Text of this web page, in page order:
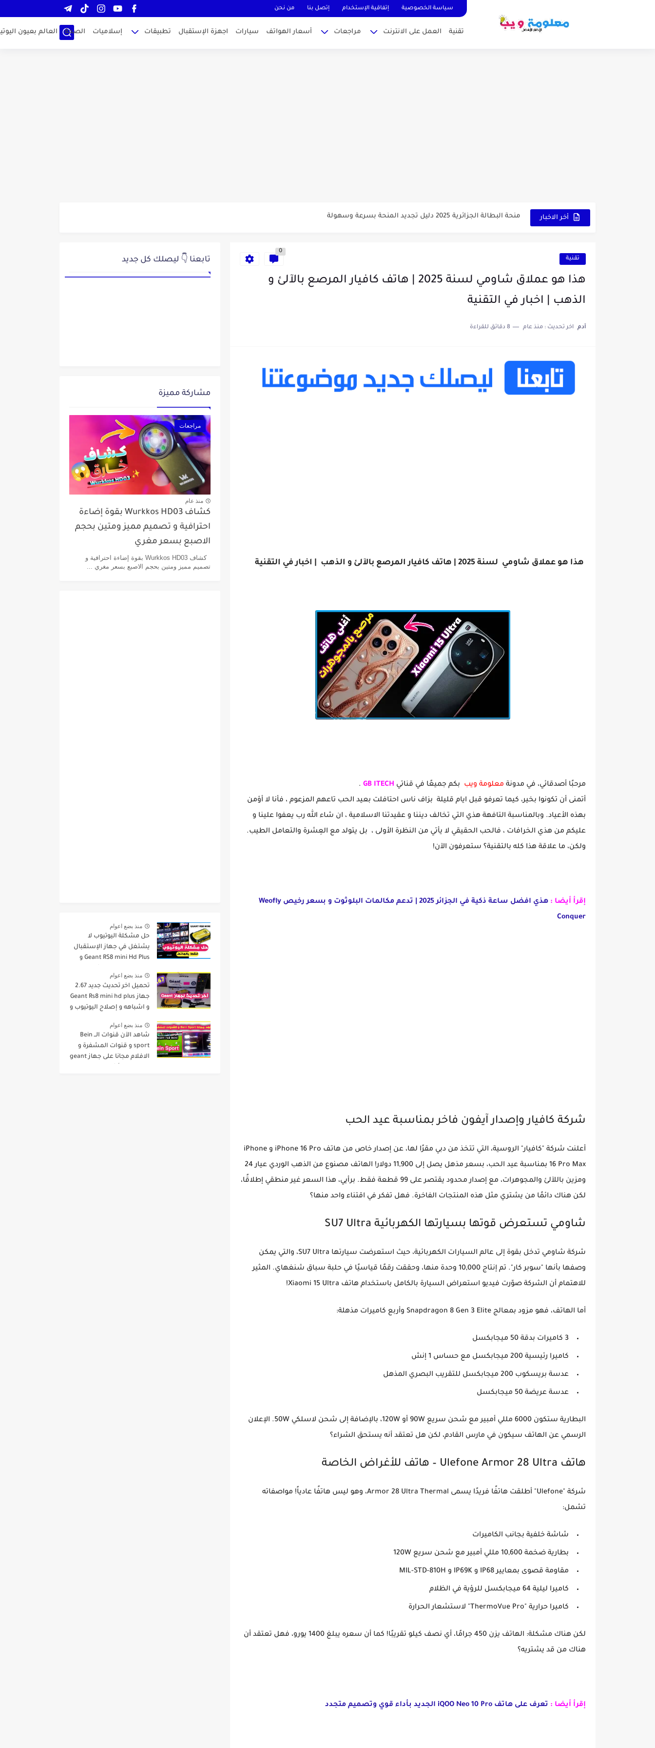
سياسة الخصوصية إتفاقية الإستخدام إتصل بنا من نحن
تقنية العمل على الانترنت مراجعات أسعار الهواتف سيارات اجهزة الإستقبال تطبيقات إسلاميات الصحة العالم بعيون
أخر الاخبار تطبيق Cricfy TV: بوابتك المثلى لعالم مشاهدة الرياضة البث المباشر...
تقنية
0
هذا هو عملاق شاومي لسنة 2025 | هاتف كافيار المرصع بالآلئ و
الذهب | اخبار في التقنية
آدم اخر تحديث : منذ عام 8 دقائق للقراءة
هذا هو عملاق شاومي لسنة 2025 | هاتف كافيار المرصع بالآلئ و الذهب | اخبار في التقنية
مرحبًا أصدقائي، في مدونة معلومة ويب بكم جميعًا في قناتي GB ITECH
.
أتمنى أن تكونوا بخير، كيما تعرفو قبل ايام قليلة بزاف ناس احتافلت بعيد الحب تاعهم المزعوم ، فأنا لا أؤمن
بهذه الأعياد. وبالمناسبة التافهة هذي التي تخالف ديننا و عقيدتنا الاسلامية ، ان شاء الله رب يعفوا علينا و
عليكم من هذي الخرافات ، فالحب الحقيقي لا يأتي من النظرة الأولى ، بل يتولد مع العِشرة والتعامل الطيب.
ولكن، ما علاقة هذا كله بالتقنية؟ ستعرفون الآن!
إقرأ أيضا :
هذي افضل ساعة ذكية في الجزائر 2025 | تدعم مكالمات البلوثوت و بسعر رخيص Weofly
Conquer
شركة كافيار وإصدار آيفون فاخر بمناسبة عيد الحب
أعلنت شركة "كافيار" الروسية، التي تتخذ من دبي مقرًا لها، عن إصدار خاص من هاتف
iPhone 16 Pro و iPhone
16 Pro Max بمناسبة عيد الحب، بسعر مذهل يصل إلى 11,900 دولار
! الهاتف مصنوع من الذهب الوردي عيار 24
ومزين باللآلئ والمجوهرات، مع إصدار محدود يقتصر على 99 قطعة فقط. برأيي، هذا السعر غير منطقي إطلاقًا،
لكن هناك دائمًا من يشتري مثل هذه المنتجات الفاخرة. فهل تفكر في اقتناء واحد منها؟
شاومي تستعرض قوتها بسيارتها الكهربائية SU7 Ultra
شركة شاومي تدخل بقوة إلى عالم السيارات الكهربائية، حيث استعرضت سيارتها SU7 Ultra، والتي يمكن
وصفها بأنها "سوبر كار". تم إنتاج 10,000 وحدة منها، وحققت رقمًا قياسيًا في حلبة سباق شنغهاي. المثير
للاهتمام أن الشركة صوّرت فيديو استعراض السيارة بالكامل باستخدام هاتف Xiaomi 15 Ultra
!
أما الهاتف، فهو مزود بمعالج Snapdragon 8 Gen 3 Elite وأربع كاميرات مذهلة:
3 كاميرات بدقة 50 ميجابكسل
كاميرا رئيسية 200 ميجابكسل مع حساس 1 إنش
عدسة بريسكوب 200 ميجابكسل للتقريب البصري المذهل
عدسة عريضة 50 ميجابكسل
البطارية ستكون 6000 مللي أمبير مع شحن سريع 90W أو 120W ، بالإضافة إلى شحن لاسلكي 50W. الإعلان
الرسمي عن الهاتف سيكون في مارس القادم، لكن هل تعتقد أنه يستحق الشراء؟
هاتف Ulefone Armor 28 Ultra – هاتف للأغراض الخاصة
شركة "Ulefone" أطلقت هاتفًا فريدًا يسمى Armor 28 Ultra Thermal، وهو ليس هاتفًا عادياً! مواصفاته
تشمل:
شاشة خلفية بجانب الكاميرات
بطارية ضخمة 10,600 مللي أمبير مع شحن سريع 120W
مقاومة قصوى بمعاييرIP68 و IP69K و MIL-STD-810H
كاميرا ليلية 64 ميجابكسل للرؤية في الظلام
كاميرا حرارية "ThermoVue Pro" لاستشعار الحرارة
لكن هناك مشكلة: الهاتف يزن 450 جرامًا ، أي نصف كيلو تقريبًا! كما أن سعره يبلغ 1400 يورو
، فهل تعتقد أن
هناك من قد يشتريه؟
إقرأ أيضا : تعرف على هاتف iQOO Neo 10 Pro الجديد بأداء قوي وتصميم متجدد
تابعنا 👇 ليصلك كل جديد
مشاركة مميزة
مراجعات
منذ عام
كشاف Wurkkos HD03 بقوة إضاءة
احترافية و تصميم مميز ومتين بحجم
الاصبع بسعر مغري
كشاف Wurkkos HD03 بقوة إضاءة احترافية و
تصميم مميز ومتين بحجم الاصبع بسعر مغري ...
منذ بضع اعوام
حل مشكلة اليوتيوب لا
يشتغل في جهاز الإستقبال
Geant RS8 mini Hd Plus و
منذ بضع اعوام
تحميل اخر تحديث جديد 2.67
جهاز Geant Rs8 mini hd plus
و اشباهه و إصلاح اليوتيوب و
Jour GN
منذ بضع اعوام
شاهد الآن قنوات الــ Bein
sport و قنوات المشفرة و
الافلام مجانا على جهاز geant